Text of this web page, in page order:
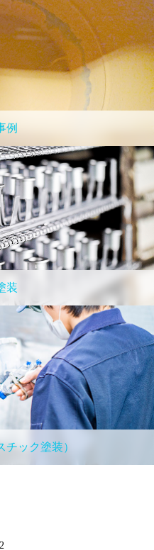
例
装
ック塗装）